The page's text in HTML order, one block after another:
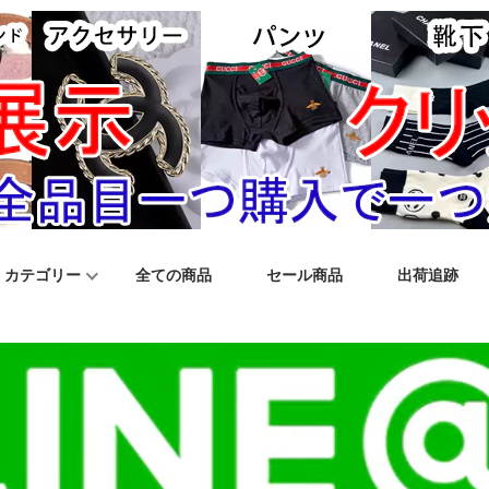
カテゴリー 全ての商品 セール商品 出荷追跡